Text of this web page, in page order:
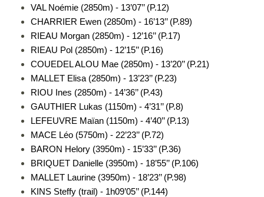
VAL Noémie (2850m) - 13’07’’ (P.12)
CHARRIER Ewen (2850m) - 16’13’’ (P.89)
RIEAU Morgan (2850m) - 12’16’’ (P.17)
RIEAU Pol (2850m) - 12’15’’ (P.16)
COUEDEL ALOU Mae (2850m) - 13’20’’ (P.21)
MALLET Elisa (2850m) - 13’23’’ (P.23)
RIOU Ines (2850m) - 14’36’’ (P.43)
GAUTHIER Lukas (1150m) - 4’31’’ (P.8)
LEFEUVRE Maïan (1150m) - 4’40’’ (P.13)
MACE Léo (5750m) - 22’23’’ (P.72)
BARON Helory (3950m) - 15’33’’ (P.36)
BRIQUET Danielle (3950m) - 18’55’’ (P.106)
MALLET Laurine (3950m) - 18’23’’ (P.98)
KINS Steffy (trail) - 1h09’05’’ (P.144)